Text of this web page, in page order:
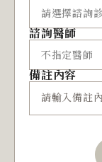
諮詢醫師
備註內容